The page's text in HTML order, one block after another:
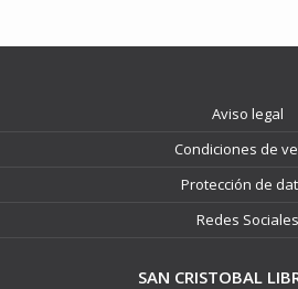
Aviso legal
Condiciones de
Protección de
Redes Sociales
SAN CRISTOBAL